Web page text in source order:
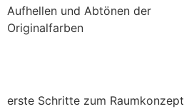
Aufhellen und Abtönen der
Originalfarben
erste Schritte zum Raumkonzept